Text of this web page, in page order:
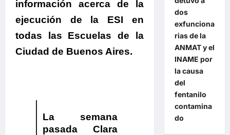
información acerca de la
ejecución de la ESI en
todas las Escuelas de la
Ciudad de Buenos Aires.
La semana
pasada Clara
dos
exfunciona
rias de la
ANMAT y el
INAME por
la causa
del
fentanilo
contamina
do